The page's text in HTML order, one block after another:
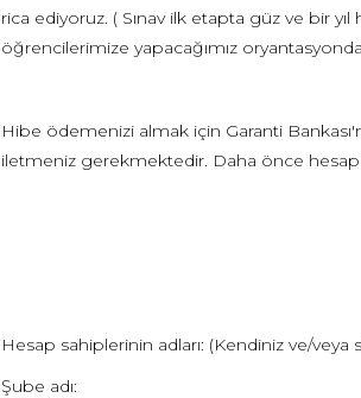
rica ediyoruz. ( Sınav ilk etapta güz ve bir
öğrencilerimize yapacağımız oryantasyonda
Hibe ödemenizi almak için Garanti
iletmeniz gerekmektedir. Daha önce
Hesap sahiplerinin adları: (Kendiniz ve/veya
Şube adı: